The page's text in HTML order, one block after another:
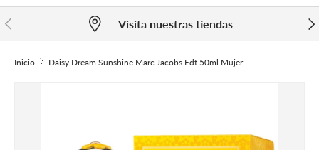
Anterior Visita nuestras tiendas
Inicio Daisy Dream Sunshine Marc Jacobs Edt 50ml Mujer